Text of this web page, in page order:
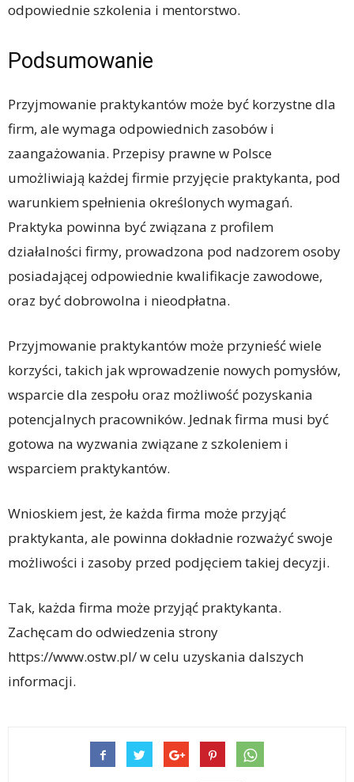
odpowiednie szkolenia i mentorstwo.
Podsumowanie
Przyjmowanie praktykantów może być korzystne dla
firm, ale wymaga odpowiednich zasobów i
zaangażowania. Przepisy prawne w Polsce
umożliwiają każdej firmie przyjęcie praktykanta, pod
warunkiem spełnienia określonych wymagań.
Praktyka powinna być związana z profilem
działalności firmy, prowadzona pod nadzorem osoby
posiadającej odpowiednie kwalifikacje zawodowe,
oraz być dobrowolna i nieodpłatna.
Przyjmowanie praktykantów może przynieść wiele
korzyści, takich jak wprowadzenie nowych pomysłów,
wsparcie dla zespołu oraz możliwość pozyskania
potencjalnych pracowników. Jednak firma musi być
gotowa na wyzwania związane z szkoleniem i
wsparciem praktykantów.
Wnioskiem jest, że każda firma może przyjąć
praktykanta, ale powinna dokładnie rozważyć swoje
możliwości i zasoby przed podjęciem takiej decyzji.
Tak, każda firma może przyjąć praktykanta.
Zachęcam do odwiedzenia strony
https://www.ostw.pl/ w celu uzyskania dalszych
informacji.